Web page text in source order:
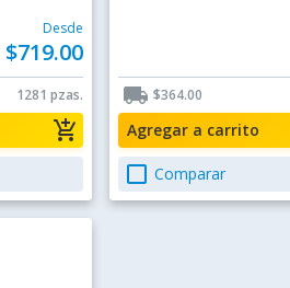
Desde
$719.00
1281 pzas.
add_shopping_cart
local_shipping $364.00
Agregar a carrito
check_box_outline_blank Comparar